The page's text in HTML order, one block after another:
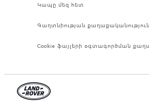
Կապը մեզ հետ
Գաղտնիության քաղաքականություն
Cookie ֆայլերի օգտագործման